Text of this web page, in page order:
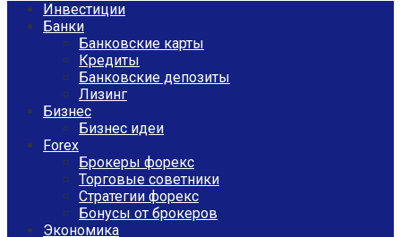
Инвестиции
Банки
Банковские карты
Кредиты
Банковские депозиты
Лизинг
Бизнес
Бизнес идеи
Forex
Брокеры форекс
Торговые советники
Стратегии форекс
Бонусы от брокеров
Экономика